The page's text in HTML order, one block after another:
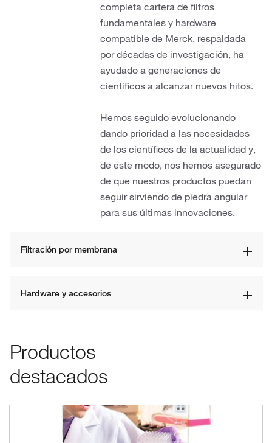
completa cartera de filtros
fundamentales y hardware
compatible de Merck, respaldada
por décadas de investigación, ha
ayudado a generaciones de
científicos a alcanzar nuevos hitos.
Hemos seguido evolucionando
dando prioridad a las necesidades
de los científicos de la actualidad y,
de este modo, nos hemos asegurado
de que nuestros productos puedan
seguir sirviendo de piedra angular
para sus últimas innovaciones.
Filtración por membrana
Hardware y accesorios
Productos
destacados